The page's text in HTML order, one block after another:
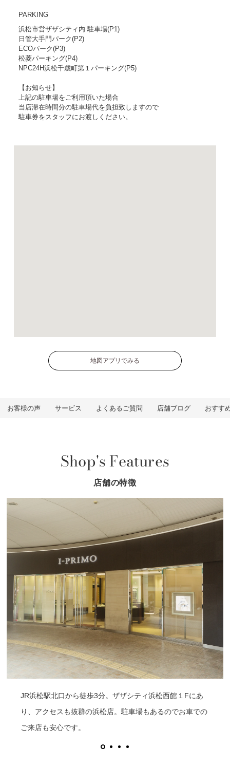
PARKING
浜松市営ザザシティ内 駐車場(P1)
日管大手門パーク(P2)
ECOパーク(P3)
松菱パーキング(P4)
NPC24H浜松千歳町第１パーキング(P5)
【お知らせ】
上記の駐車場をご利用頂いた場合
当店滞在時間分の駐車場代を負担致しますので
駐車券をスタッフにお渡しください。
地図アプリでみる
お客様の声 サービス よくあるご質問 店舗ブログ おすす
Shop's Features
店舗の特徴
JR浜松駅北口から徒歩3分。ザザシティ浜松西館１Fにあ
り、アクセスも抜群の浜松店。駐車場もあるのでお車での
ご来店も安心です。